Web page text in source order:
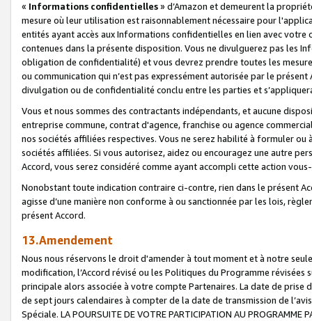
« Informations confidentielles» d’Amazon et demeurent la
mesure où leur utilisation est raisonnablement nécessaire pour
entités ayant accès aux Informations confidentielles en lien avec
contenues dans la présente disposition. Vous ne divulguerez pas les
obligation de confidentialité) et vous devrez prendre toutes les
ou communication qui n’est pas expressément autorisée par le
divulgation ou de confidentialité conclu entre les parties et
Vous et nous sommes des contractants indépendants, et aucune
entreprise commune, contrat d'agence, franchise ou agence
nos sociétés affiliées respectives. Vous ne serez habilité à formuler
sociétés affiliées. Si vous autorisez, aidez ou encouragez une autre
Accord, vous serez considéré comme ayant accompli cette action
Nonobstant toute indication contraire ci-contre, rien dans le présent
agisse d’une manière non conforme à ou sanctionnée par les lois,
présent Accord.
13.Amendement
Nous nous réservons le droit d'amender à tout moment et à notre
modification, l’Accord révisé ou les Politiques du Programme
principale alors associée à votre compte Partenaires. La date de
de sept jours calendaires à compter de la date de transmission de
Spéciale. LA POURSUITE DE VOTRE PARTICIPATION AU PROGRAMME